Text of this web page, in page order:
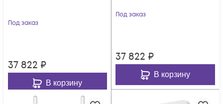
Под заказ
37 822 ₽
В корзину
Под заказ
37 822 ₽
В корзину